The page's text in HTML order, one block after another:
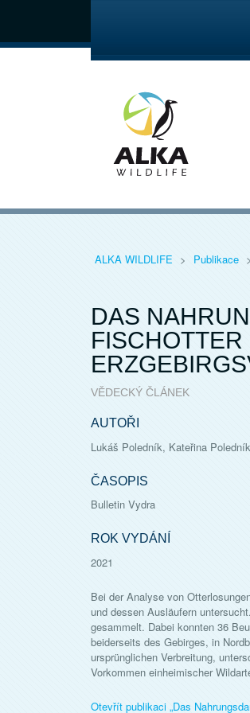
ALKA WILDLIFE > Publikace >
DAS
VĚDECKÝ ČLÁNEK
AUTOŘI
Lukáš Poledník, Kateřina
ČASOPIS
Bulletin Vydra
ROK VYDÁNÍ
2021
Bei der Analyse von
und dessen Ausläufern
gesammelt. Dabei konnten 36
beiderseits des Gebirges, in
ursprünglichen Verbreitung,
Vorkommen einheimischer
Otevřít publikaci „Das